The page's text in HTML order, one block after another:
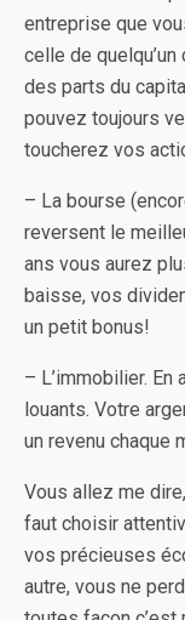
entreprise que
celle de quelqu’un
des parts du
pouvez toujours
toucherez vos
– La bourse
reversent le
ans vous aurez
baisse, vos
un petit bonus!
– L’immobilier.
louants. Votre
un revenu chaque
Vous allez me
faut choisir
vos précieuses
autre, vous ne